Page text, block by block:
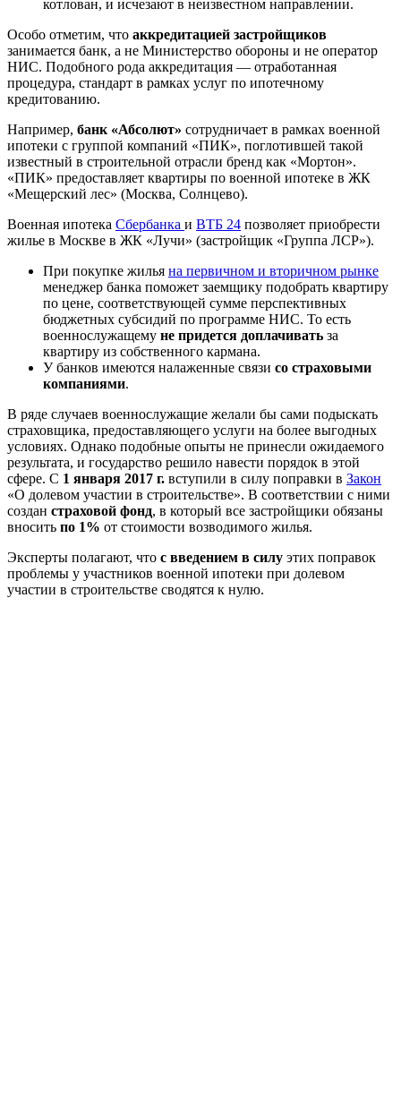
котлован, и исчезают в неизвестном направлении.
Особо отметим, что аккредитацией застройщиков
занимается банк, а не Министерство обороны и не оператор
НИС. Подобного рода аккредитация — отработанная
процедура, стандарт в рамках услуг по ипотечному
кредитованию.
Например, банк «Абсолют» сотрудничает в рамках военной
ипотеки с группой компаний «ПИК», поглотившей такой
известный в строительной отрасли бренд как «Мортон».
«ПИК» предоставляет квартиры по военной ипотеке в ЖК
«Мещерский лес» (Москва, Солнцево).
Военная ипотека Сбербанка и ВТБ 24 позволяет приобрести
жилье в Москве в ЖК «Лучи» (застройщик «Группа ЛСР»).
При покупке жилья на первичном и вторичном рынке
менеджер банка поможет заемщику подобрать квартиру
по цене, соответствующей сумме перспективных
бюджетных субсидий по программе НИС. То есть
военнослужащему не придется доплачивать за
квартиру из собственного кармана.
У банков имеются налаженные связи со страховыми
компаниями.
В ряде случаев военнослужащие желали бы сами подыскать
страховщика, предоставляющего услуги на более выгодных
условиях. Однако подобные опыты не принесли ожидаемого
результата, и государство решило навести порядок в этой
сфере. С 1 января 2017 г. вступили в силу поправки в Закон
«О долевом участии в строительстве». В соответствии с ними
создан страховой фонд, в который все застройщики обязаны
вносить по 1% от стоимости возводимого жилья.
Эксперты полагают, что с введением в силу этих поправок
проблемы у участников военной ипотеки при долевом
участии в строительстве сводятся к нулю.